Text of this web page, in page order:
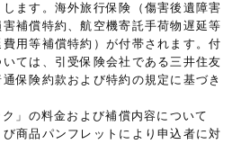
ます。海外旅行保険（傷害後遺障害
補償特約、航空機寄託手荷物遅延等
用等補償特約）が付帯されます。付
ては、引受保険会社である三井住友
保険約款および特約の規定に基づき
」の料金および補償内容について
商品パンフレットにより申込者に対